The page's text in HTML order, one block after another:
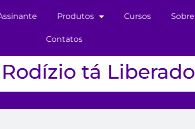
Produtos Cursos Sobre
Contatos
tá Liberado